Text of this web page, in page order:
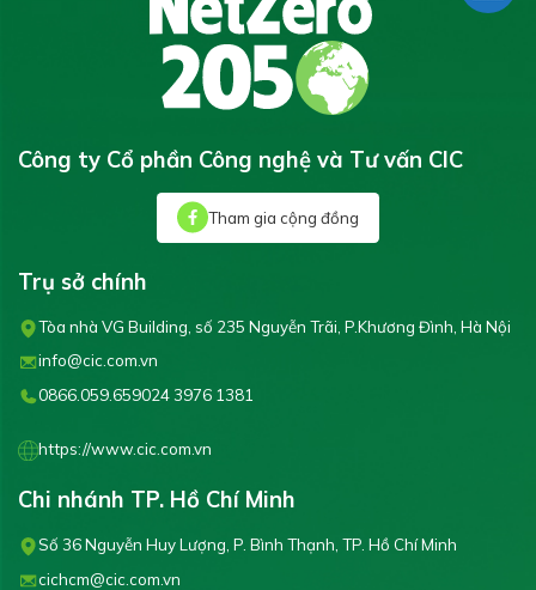
Công ty Cổ phần Công nghệ và Tư vấn CIC
Tham gia cộng đồng
Trụ sở chính
Tòa nhà VG Building, số 235 Nguyễn Trãi, P.Khương Đình, Hà Nội
info@cic.com.vn
0866.059.659024 3976 1381
https://www.cic.com.vn
Chi nhánh TP. Hồ Chí Minh
Số 36 Nguyễn Huy Lượng, P. Bình Thạnh, TP. Hồ Chí Minh
cichcm@cic.com.vn